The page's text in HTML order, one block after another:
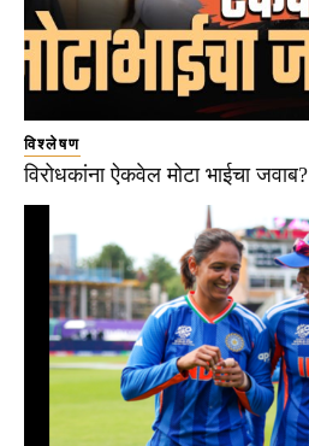
विश्लेषण
विरोधकांना ऐकवेल मोटा भाईचा जवाब?